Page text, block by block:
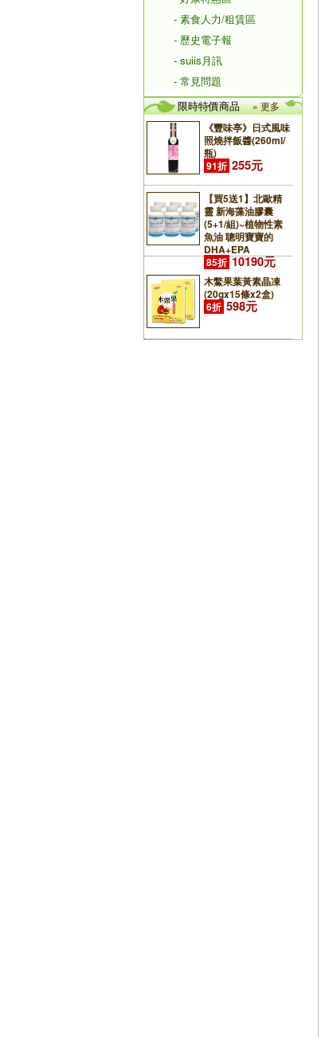
- 素食人力/租賃區
- 歷史電子報
- suiis月訊
- 常見問題
限時特價商品
» 更多
《豐味亭》日式風味
照燒拌飯醬(260ml/
瓶)
91折 255元
【買5送1】北歐精
靈 新海藻油膠囊
(5+1/組)~植物性素
魚油 聰明寶寶的
DHA+EPA
85折 10190元
木鱉果葉黃素晶凍
(20gx15條x2盒)
6折 598元